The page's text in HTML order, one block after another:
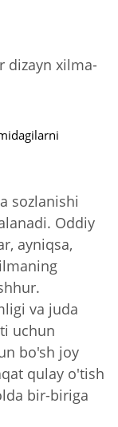
dizayn xilma-
sozlanishi
Oddiy
ayniqsa,
va juda
uchun
bo'sh joy
qulay o'tish
bir-biriga